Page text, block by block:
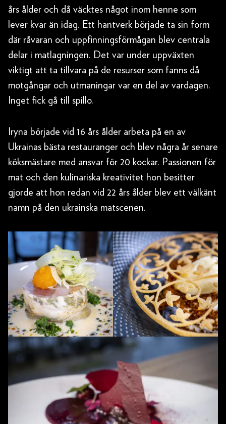
års ålder och då väcktes något inom henne som
lever kvar än idag. Ett hantverk började ta sin form
där råvaran och uppfinningsförmågan blev centrala
delar i matlagningen. Det var under uppväxten
viktigt att ta tillvara på de resurser som fanns då
motgångar och utmaningar var en del av vardagen.
Inget fick gå till spillo.
Iryna började vid 16 års ålder arbeta på en av
Ukrainas bästa restauranger och blev några år senare
köksmästare med ansvar för 20 kockar. Passionen för
mat och den kulinariska kreativitet hon besitter
gjorde att hon redan vid 22 års ålder blev ett välkänt
namn på den ukrainska matscenen.